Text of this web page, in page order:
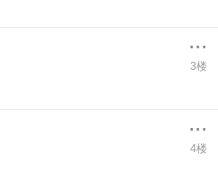
...
3楼
...
4楼